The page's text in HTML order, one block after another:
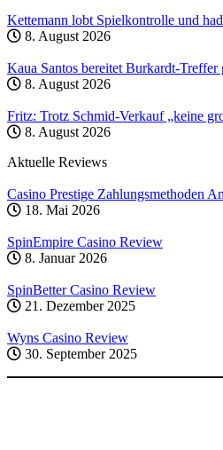
Kettemann lobt Spielkontrolle und
8. August 2026
Kaua Santos bereitet Burkardt-
8. August 2026
Fritz: Trotz Schmid-Verkauf „keine
8. August 2026
Aktuelle Reviews
Casino Prestige Zahlungsmethoden
18. Mai 2026
SpinEmpire Casino Review
8. Januar 2026
SpinBetter Casino Review
21. Dezember 2025
Wyns Casino Review
30. September 2025